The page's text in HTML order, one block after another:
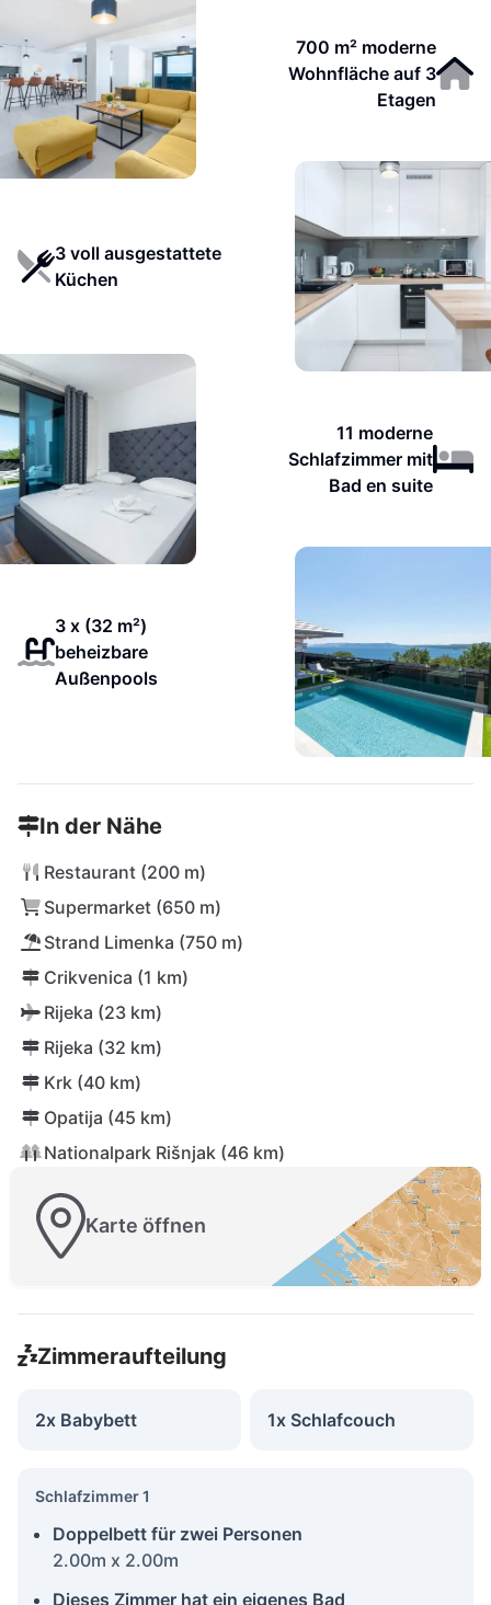
700 m² moderne
Wohnfläche auf 3
Etagen
3 voll ausgestattete
Küchen
11 moderne
Schlafzimmer mit
Bad en suite
3 x (32 m²)
beheizbare
Außenpools
In der Nähe
Restaurant (200 m)
Supermarket (650 m)
Strand Limenka (750 m)
Crikvenica (1 km)
Rijeka (23 km)
Rijeka (32 km)
Krk (40 km)
Opatija (45 km)
Nationalpark Rišnjak (46 km)
Karte öffnen
Zimmeraufteilung
2x Babybett 1x Schlafcouch
Schlafzimmer 1
Doppelbett für zwei Personen
2.00m x 2.00m
Dieses Zimmer hat ein eigenes Bad